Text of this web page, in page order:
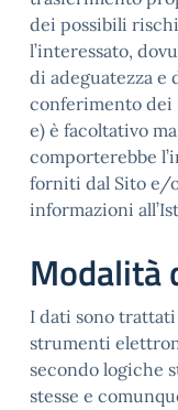
dei possibili
l’interessato,
di adeguatezza e
conferimento dei
e) è facoltativo
comporterebbe
forniti dal Sito e/
informazioni
Modalità
I dati sono
strumenti
secondo logiche
stesse e